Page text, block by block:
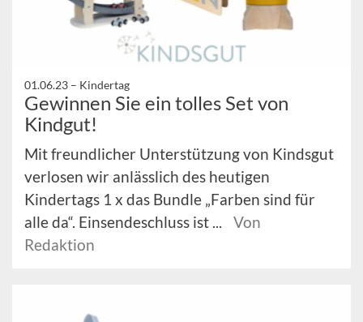
01.06.23 – Kindertag
Gewinnen Sie ein tolles Set von
Kindgut!
Mit freundlicher Unterstützung von Kindsgut
verlosen wir anlässlich des heutigen
Kindertags 1 x das Bundle „Farben sind für
alle da“. Einsendeschluss ist ...
Von
Redaktion